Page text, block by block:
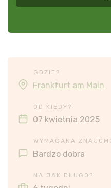
GDZIE?
Frankfurt am Main
OD KIEDY?
07 kwietnia 2025
WYMAGANA
Bardzo dobra
NA JAK DŁUGO?